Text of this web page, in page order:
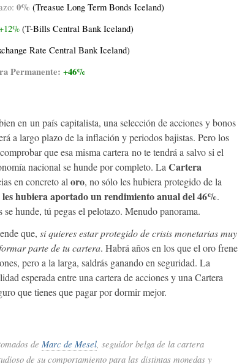
0% (Treasue Long Term Bonds Iceland)
(T-Bills Central Bank Iceland)
Rate Central Bank Iceland)
Permanente: +46%
en un país capitalista, una selección de acciones y bonos
a largo plazo de la inflación y periodos bajistas. Pero los
que esa misma cartera no te tendrá a salvo si el
nacional se hunde por completo. La Cartera
en concreto al oro, no sólo les hubiera protegido de la
les hubiera aportado un rendimiento anual del 46%.
hunde, tú pegas el pelotazo. Menudo panorama.
que, si quieres estar protegido de crisis monetarias muy
parte de tu cartera. Habrá años en los que el oro frene
pero a la larga, saldrás ganando en seguridad. La
esperada entre una cartera de acciones y una Cartera
que tienes que pagar por dormir mejor.
de Marc de Mesel, seguidor belga de la cartera
de su comportamiento para las distintas monedas y